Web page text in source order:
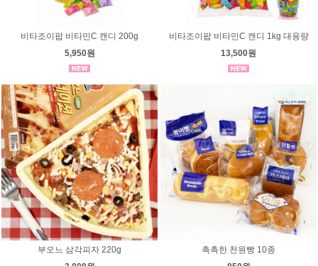
비타조이팝 비타민C 캔디 200g
5,950원
비타조이팝 비타민C 캔디 1kg 대용량
13,500원
부오느 삼각피자 220g
촉촉한 천원빵 10종